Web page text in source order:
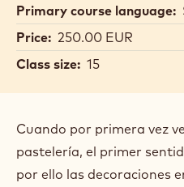
Primary course language:
Price: 250.00 EUR
Class size: 15
Cuando por primera vez
pastelería, el primer
por ello las decoraciones